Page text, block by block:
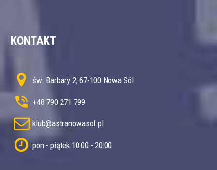
KONTAKT
św. Barbary 2, 67-100 Nowa Sól
+48 790 271 799
klub@astranowasol.pl
pon - piątek 10:00 - 20:00